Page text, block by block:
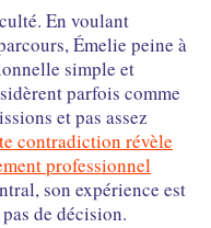
En voulant
Émelie peine à
simple et
parfois comme
et pas assez
contradiction révèle
professionnel
son expérience est
de décision.